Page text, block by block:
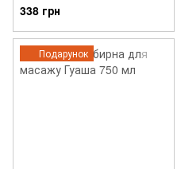
338 грн
Подарунок